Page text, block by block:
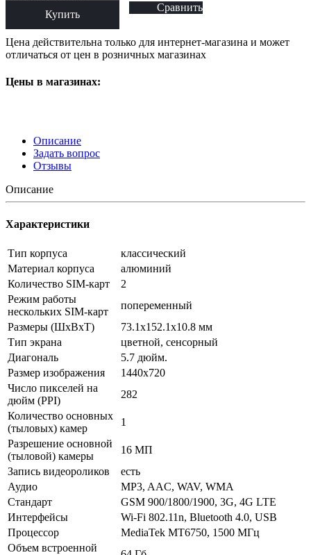
Купить
Сравнить
Цена действительна только для интернет-магазина и может
отличаться от цен в розничных магазинах
Цены в магазинах:
Описание
Задать вопрос
Отзывы
Описание
Характеристики
Тип корпуса
классический
Материал корпуса
алюминий
Количество SIM-карт
2
Режим работы
нескольких SIM-карт
попеременный
Размеры (ШxВxТ)
73.1x152.1x10.8 мм
Тип экрана
цветной, сенсорный
Диагональ
5.7 дюйм.
Размер изображения
1440x720
Число пикселей на
дюйм (PPI)
282
Количество основных
(тыловых) камер
1
Разрешение основной
(тыловой) камеры
16 МП
Запись видеороликов
есть
Аудио
MP3, AAC, WAV, WMA
Стандарт
GSM 900/1800/1900, 3G, 4G LTE
Интерфейсы
Wi-Fi 802.11n, Bluetooth 4.0, USB
Процессор
MediaTek MT6750, 1500 МГц
Объем встроенной